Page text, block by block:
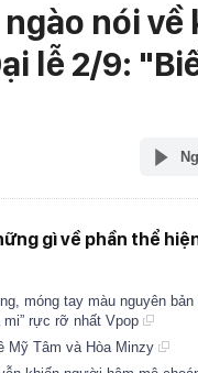
ngào nói
lễ 2/9:
gì về phần thể
móng tay màu nguyên
mi” rực rỡ nhất Vpop
Mỹ Tâm và Hòa Minzy